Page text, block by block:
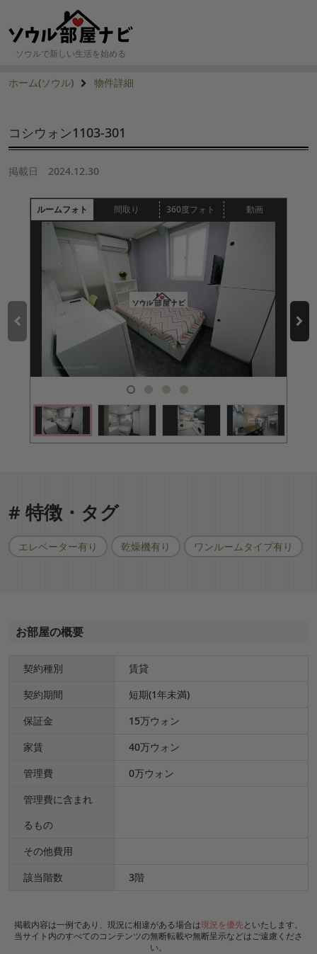
ソウルで新しい生活を始める
ホーム(ソウル) 物件詳細
コシウォン1103-301
掲載日 2024.12.30
ルームフォト 間取り 360度フォト 動画
# 特徴・タグ
エレベーター有り 乾燥機有り ワンルームタイプ有り
お部屋の概要
契約種別
賃貸
契約期間
短期(1年未満)
保証金
15万ウォン
家賃
40万ウォン
管理費
0万ウォン
管理費に含まれ
るもの
その他費用
該当階数
3階
掲載内容は一例であり、現況に相違がある場合は現況を優先といたします。
当サイト内のすべてのコンテンツの無断転載や無断呈示などはご遠慮くださ
い。